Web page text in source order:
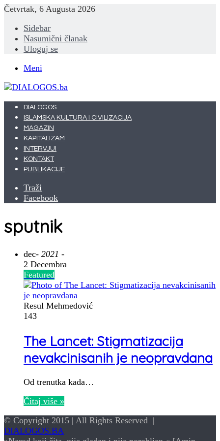
Četvrtak, 6 Augusta 2026
Sidebar
Nasumični članak
Uloguj se
Meni
DIALOGOS
ISLAMSKA KULTURA I CIVILIZACIJA
MAGAZIN
KAPITALIZAM
INTERVJUI
KONTAKT
PUBLIKACIJE
Traži
Facebook
sputnik
dec- 2021 -
2 Decembra
Featured
Resul Mehmedović
143
The Lancet: Stigmatizacija
nevakcinisanih je neopravdana
Od trenutka kada…
Čitaj više »
© Copyright 2015 | All Rights Reserved |
DIALOGOS.BA